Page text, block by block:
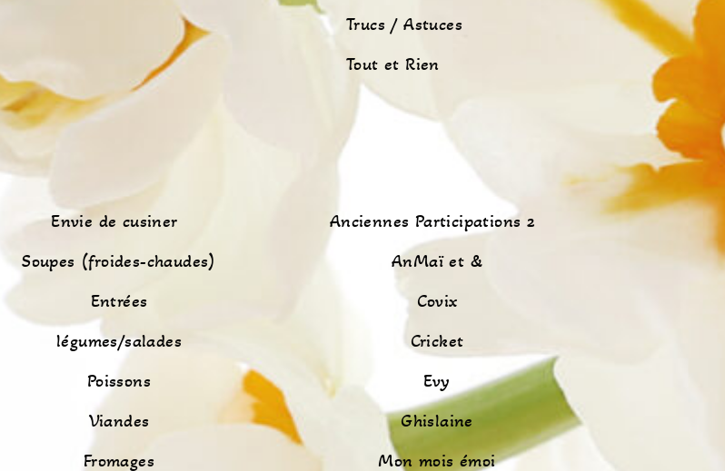
Trucs / Astuces
Tout et Rien
Envie de cusiner
Soupes (froides-chaudes)
Entrées
légumes/salades
Poissons
Viandes
Fromages
Anciennes Participations 2
AnMaï et &
Covix
Cricket
Evy
Ghislaine
Mon mois émoi